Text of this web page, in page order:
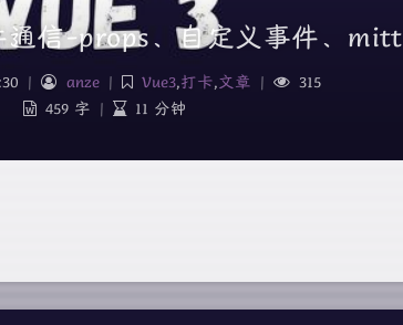
信-props、自定义事件、mitt
| anze | Vue3,打卡,文章 |
315
459 字 | 11 分钟